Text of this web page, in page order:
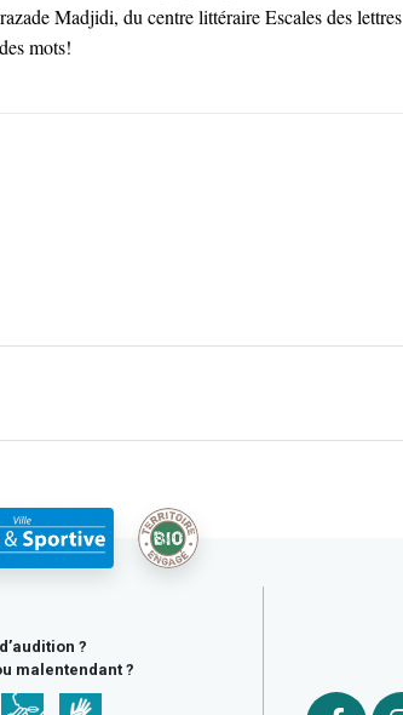
Madjidi, du centre littéraire Escales des lettres
mots!
?
malentendant ?